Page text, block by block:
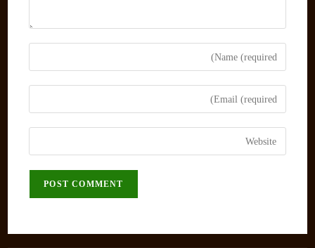
Enter
your
name
comment
Enter
your
email
address
Enter
your